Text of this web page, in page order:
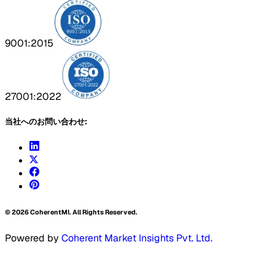
9001:2015
27001:2022
当社へのお問い合わせ:
©2026CoherentMI. All Rights Reserved.
Powered by Coherent Market Insights Pvt. Ltd.